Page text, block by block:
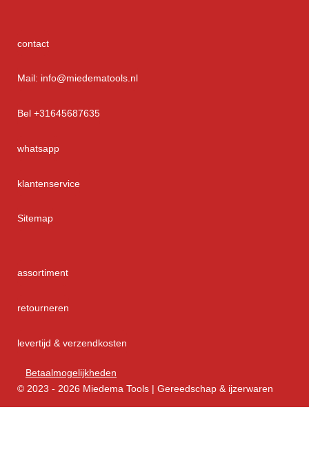
contact
Mail: info@miedematools.nl
Bel +31645687635
whatsapp
klantenservice
Sitemap
assortiment
retourneren
levertijd & verzendkosten
Betaalmogelijkheden
© 2023 - 2026 Miedema Tools | Gereedschap & ijzerwaren